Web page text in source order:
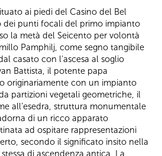
ai piedi del Casino del Bel
dei punti focali del primo impianto
la metà del Seicento per volontà
Pamphilj, come segno tangibile
casato con l'ascesa al soglio
Battista, il potente papa
originariamente con un impianto
partizioni vegetali geometriche, il
all’esedra, struttura monumentale
di un ricco apparato
ad ospitare rappresentazioni
secondo il significato insito nella
di ascendenza antica. La